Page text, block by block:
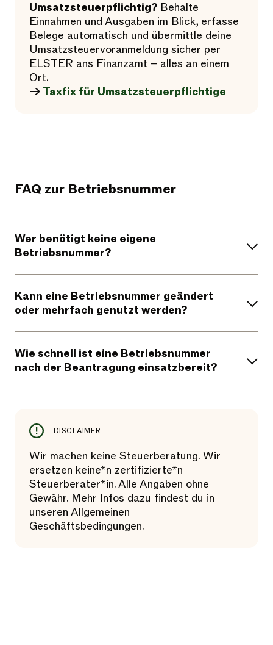
Umsatzsteuerpflichtig? Behalte
Einnahmen und Ausgaben im Blick, erfasse
Belege automatisch und übermittle deine
Umsatzsteuervoranmeldung sicher per
ELSTER ans Finanzamt – alles an einem
Ort.
→ Taxfix für Umsatzsteuerpflichtige
FAQ zur Betriebsnummer
Wer benötigt keine eigene
Betriebsnummer?
Kann eine Betriebsnummer geändert
oder mehrfach genutzt werden?
Wie schnell ist eine Betriebsnummer
nach der Beantragung einsatzbereit?
DISCLAIMER
Wir machen keine Steuerberatung. Wir
ersetzen keine*n zertifizierte*n
Steuerberater*in. Alle Angaben ohne
Gewähr. Mehr Infos dazu findest du in
unseren Allgemeinen
Geschäftsbedingungen.